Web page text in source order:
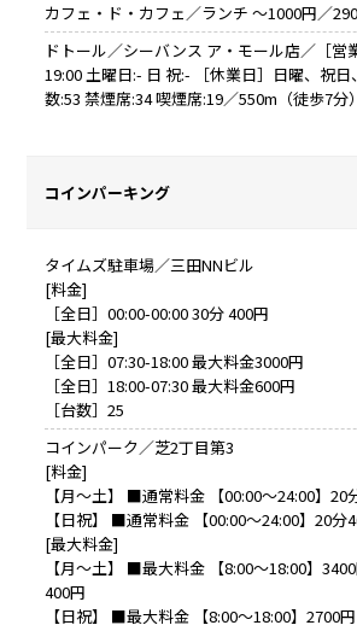
カフェ・ド・カフェ／ランチ ～1000円／
ドトール／シーバンス ア・モール店／［営
19:00 土曜日:- 日 祝:- ［休業日］日曜、祝
数:53 禁煙席:34 喫煙席:19／550m（徒歩7分）
コインパーキング
タイムズ駐車場／三田NNビル
[料金]
［全日］00:00-00:00 30分 400円
[最大料金]
［全日］07:30-18:00 最大料金3000円
［全日］18:00-07:30 最大料金600円
［台数］25
コインパーク／芝2丁目第3
[料金]
【月～土】 ■通常料金 【00:00～24:00】20
【日祝】 ■通常料金 【00:00～24:00】20分
[最大料金]
【月～土】 ■最大料金 【8:00～18:00】3400
400円
【日祝】 ■最大料金 【8:00～18:00】2700円